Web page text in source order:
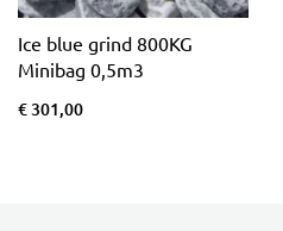
Ice blue grind 800KG
Minibag 0,5m3
€ 301,00